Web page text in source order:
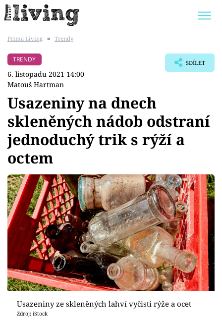
BYDLENÍ SLAVNÝCH
Témata
Bydlení
Zahrada
Design
Sledujte prima+
Přihlášení
Sledujte nás
Prima Living ■ Trendy
TRENDY
6. listopadu 2021 14:00
Matouš Hartman
SDÍLET
Usazeniny na dnech
skleněných nádob odstraní
jednoduchý trik s rýží a
octem
Usazeniny ze skleněných lahví vyčistí rýže a ocet
Zdroj: iStock